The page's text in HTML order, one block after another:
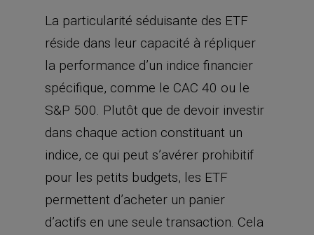
La particularité séduisante des ETF
réside dans leur capacité à répliquer
la performance d’un indice financier
spécifique, comme le CAC 40 ou le
S&P 500. Plutôt que de devoir investir
dans chaque action constituant un
indice, ce qui peut s’avérer prohibitif
pour les petits budgets, les ETF
permettent d’acheter un panier
d’actifs en une seule transaction. Cela